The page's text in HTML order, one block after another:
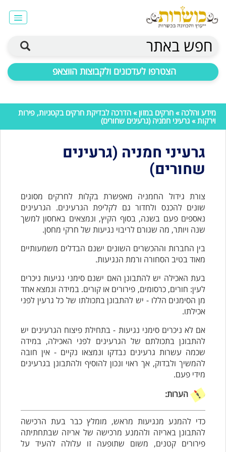
חפש באתר
הצטרפו לעדכונים ולקבוצות הווצאפ
מידע והלכה » חרקים במזון» הדרכה לבדיקת חרקים בקטניות, פירות
וירקות» גרעיני חמניה (גרעינים שחורים)
גרעיני חמניה (גרעינים
שחורים)
צורת גידול החמניה מאפשרת בקלות לחרקים מסוגים
שונים להכנס ולחדור גם לקליפת הגרעינים. הגרעינים
נאספים פעם בשנה, בסוף הקיץ, ונמצאים באחסון למשך
שנה ויותר, מה שגורם לריבוי נגיעות של חרקי מחסן.
בין החברות וההכשרים השונים ישנם הבדלים משמעותיים
מאוד בטיב הסחורה ורמת הנגיעות.
בעת האכילה יש להתבונן האם ישנם סימני נגיעות ניכרים
לעין: חורים, כרסומים, פירורים או קורים. במידה ונמצא אחד
מן הסימנים הללו - יש להתבונן בתכולתו של כל גרעין לפני
אכילתו.
אם לא ניכרים סימני נגיעות - בתחילת פיצוח הגרעינים יש
להתבונן בתכולתם של הגרעינים לפני האכילה, במידה
שכמה עשרות גרעינים נבדקו ונמצאו נקיים - אין חובה
להמשיך ולבדוק, אך ראוי ונכון להוסיף ולהתבונן בגרעינים
מידי פעם.
הערות:
כדי להמנע מנגיעות מראש, מומלץ כבר בעת הרכישה
להתבונן באריזה ולהמנע מרכישה של אריזה שבתחתיתה
פירורים קטנים, משום שתופעה זו עלולה להעיד על